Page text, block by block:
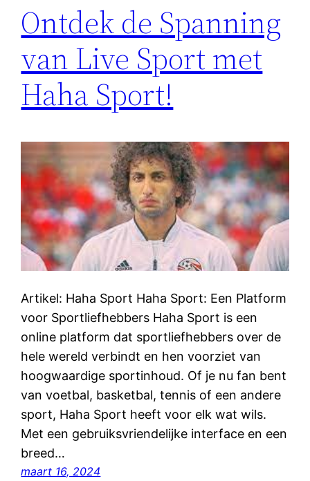
Ontdek de Spanning
van Live Sport met
Haha Sport!
Artikel: Haha Sport Haha Sport: Een Platform
voor Sportliefhebbers Haha Sport is een
online platform dat sportliefhebbers over de
hele wereld verbindt en hen voorziet van
hoogwaardige sportinhoud. Of je nu fan bent
van voetbal, basketbal, tennis of een andere
sport, Haha Sport heeft voor elk wat wils.
Met een gebruiksvriendelijke interface en een
breed…
maart 16, 2024